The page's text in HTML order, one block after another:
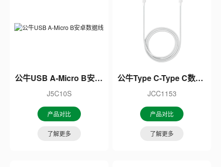
公牛USB A-Micro B安卓数据线
J5C10S
产品对比
了解更多
公牛Type C-Type C数据线
JCC1153
产品对比
了解更多